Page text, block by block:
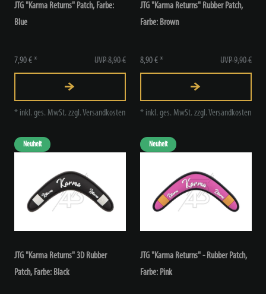
JTG "Karma Returns" Patch, Farbe:
Blue
UVP 8,90 €
7,90 € *
* inkl. ges. MwSt. zzgl.Versandkosten
JTG "Karma Returns" Rubber Patch,
Farbe: Brown
UVP 9,90 €
8,90 € *
* inkl. ges. MwSt. zzgl.Versandkosten
Neuheit
JTG "Karma Returns" 3D Rubber
Patch, Farbe: Black
Neuheit
JTG "Karma Returns" - Rubber Patch,
Farbe: Pink